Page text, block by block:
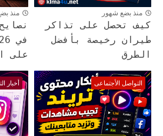
منذ بضع شهور
كيف تحصل على تذاكر
طيران رخيصة بأفضل
الطرق
منذ
على
التواصل الأجتماعى أخبار